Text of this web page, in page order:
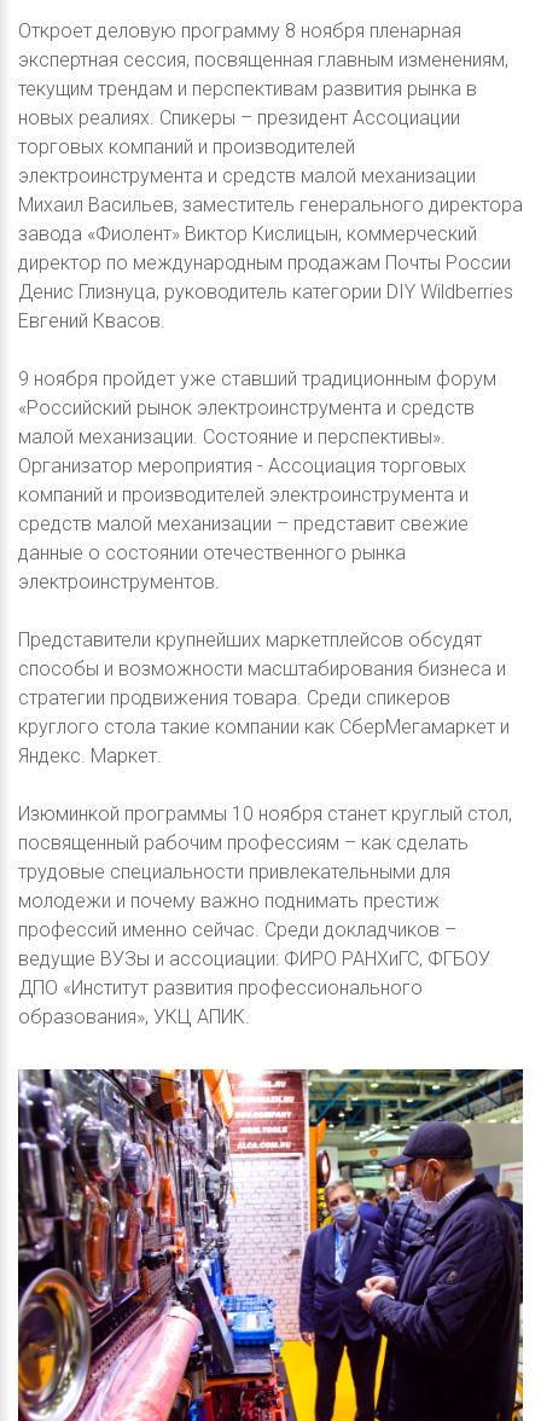
Откроет деловую программу 8 ноября пленарная
экспертная сессия, посвященная главным изменениям,
текущим трендам и перспективам развития рынка в
новых реалиях. Спикеры – президент Ассоциации
торговых компаний и производителей
электроинструмента и средств малой механизации
Михаил Васильев, заместитель генерального директора
завода «Фиолент» Виктор Кислицын, коммерческий
директор по международным продажам Почты России
Денис Глизнуца, руководитель категории DIY Wildberries
Евгений Квасов.
9 ноября пройдет уже ставший традиционным форум
«Российский рынок электроинструмента и средств
малой механизации. Состояние и перспективы».
Организатор мероприятия - Ассоциация торговых
компаний и производителей электроинструмента и
средств малой механизации – представит свежие
данные о состоянии отечественного рынка
электроинструментов.
Представители крупнейших маркетплейсов обсудят
способы и возможности масштабирования бизнеса и
стратегии продвижения товара. Среди спикеров
круглого стола такие компании как СберМегамаркет и
Яндекс. Маркет.
Изюминкой программы 10 ноября станет круглый стол,
посвященный рабочим профессиям – как сделать
трудовые специальности привлекательными для
молодежи и почему важно поднимать престиж
профессий именно сейчас. Среди докладчиков –
ведущие ВУЗы и ассоциации: ФИРО РАНХиГС, ФГБОУ
ДПО «Институт развития профессионального
образования», УКЦ АПИК.